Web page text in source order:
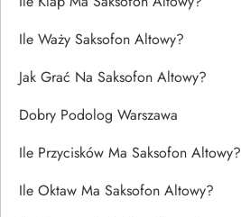
Ile Waży Saksofon Altowy?
Jak Grać Na Saksofon Altowy?
Dobry Podolog Warszawa
Ile Przycisków Ma Saksofon Altowy?
Ile Oktaw Ma Saksofon Altowy?